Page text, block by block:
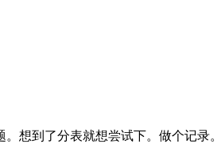
想到了分表就想尝试下。做个记